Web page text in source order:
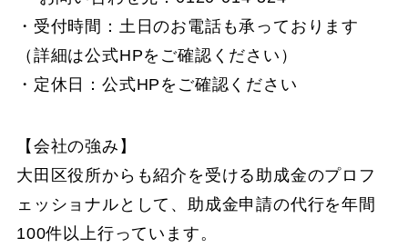
・受付時間：土日のお電話も承っております
（詳細は公式HPをご確認ください）
・定休日：公式HPをご確認ください
【会社の強み】
大田区役所からも紹介を受ける助成金のプロフ
ェッショナルとして、助成金申請の代行を年間
100件以上行っています。